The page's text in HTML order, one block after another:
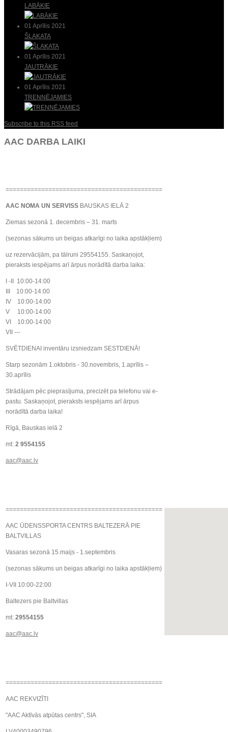
LABĀKIE
01 Aprīlis 2021
ŠĻAKATA
01 Aprīlis 2021
JAUTRĀKIE
01 Aprīlis 2021
TRENNĒJAMIES
Subscribe to this RSS feed
AAC DARBA LAIKI
============================================
AAC NOMA UN SERVISS BAUSKAS IELĀ 2
Ziemas sezonā 1. decembris – 31. marts
(sezonas sākums un beigas atkarīgi no laika apstākļiem)
uz rezervācijām, pa tālruni 29554155. Saskaņojot,
pieraksts iespējams arī ārpus norādītā darba laika:
I -II 10:00-14:00
III 10:00-14:00
IV 10:00-14:00
V 10:00-14:00
VI 10:00-14:00
VII ---
SVĒTDIENAI inventāru izsniedzam SESTDIENĀ!
Starp sezonām 1.oktobris - 30.novembris, 1.aprīlis –
30.aprīlis
Strādājam pēc pieprasījuma, precizēt pa telefonu vai e-
pastu. Saskaņojot, pieraksts iespējams arī ārpus
norādītā darba laika!
Rīgā, Bauskas ielā 2
mt: 2 9554155
aac@aac.lv
============================================
AAC ŪDENSSPORTA CENTRS BALTEZERĀ PIE
BALTVILLAS
Vasaras sezonā 15.maijs - 1.septembris
(sezonas sākums un beigas atkarīgi no laika apstākļiem)
I-VII 10:00-22:00
Baltezers pie Baltvillas
mt: 29554155
aac@aac.lv
============================================
AAC REKVIZĪTI
"AAC Aktīvās atpūtas centrs", SIA